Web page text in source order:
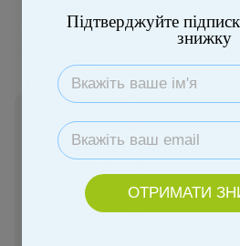
Немає в наявності
21 900 грн
Повідомити, коли
Підтверджуйте
знижку
ОТРИМАТИ